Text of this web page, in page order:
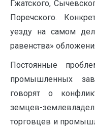
Гжатского,
Поречского.
уезду на самом
равенства»
Постоянные
промышленных
говорят о
земцев-
торговцев и